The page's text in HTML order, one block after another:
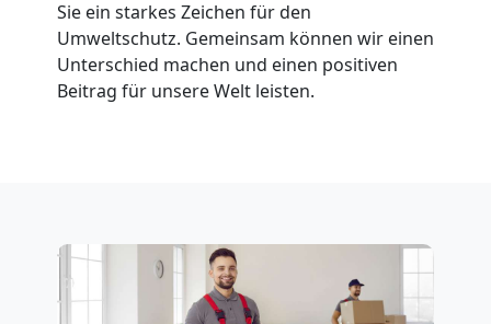
Sie ein starkes Zeichen für den
Umweltschutz. Gemeinsam können wir einen
Unterschied machen und einen positiven
Beitrag für unsere Welt leisten.
Feldkirch
Firmenumzug
Büroumzug
Feldkirch